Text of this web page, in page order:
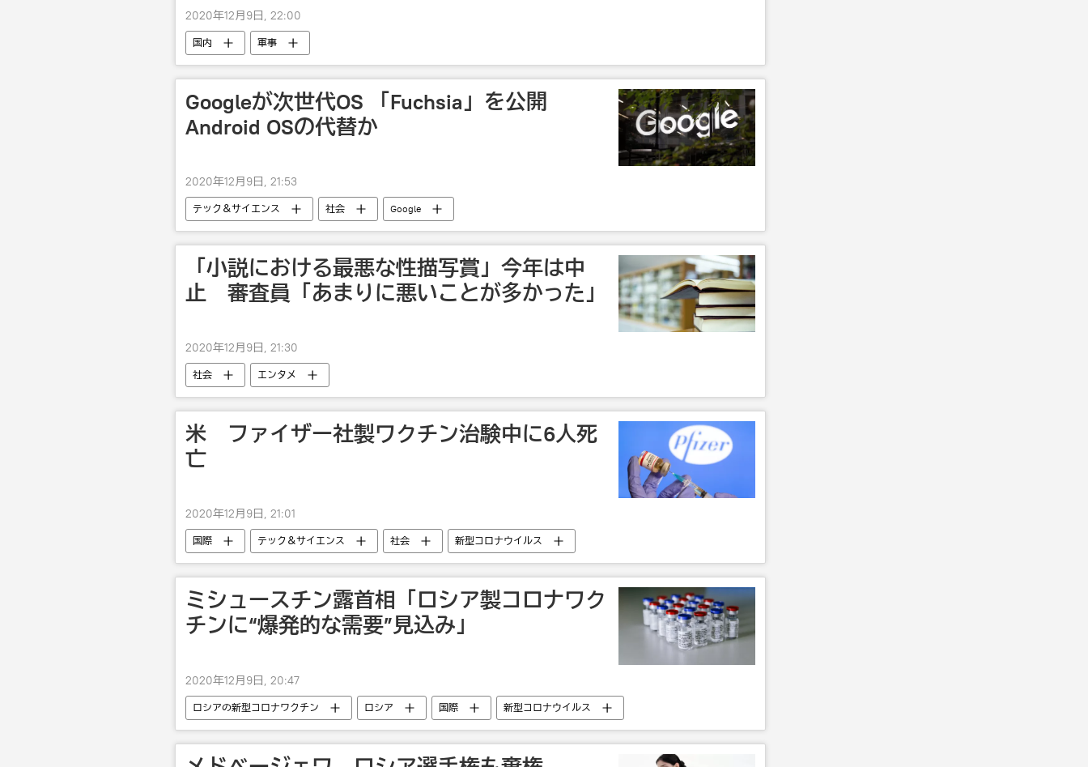
2020年12月9日, 22:00
国内 軍事
Googleが次世代OS 「Fuchsia」を公開
Android OSの代替か
2020年12月9日, 21:53
テック＆サイエンス 社会 Google
「小説における最悪な性描写賞」今年は中
止 審査員「あまりに悪いことが多かった」
2020年12月9日, 21:30
社会 エンタメ
米 ファイザー社製ワクチン治験中に6人死
亡
2020年12月9日, 21:01
国際 テック＆サイエンス 社会 新型コロナウイルス
ミシュースチン露首相「ロシア製コロナワク
チンに“爆発的な需要”見込み」
2020年12月9日, 20:47
ロシアの新型コロナワクチン ロシア 国際 新型コロナウイルス